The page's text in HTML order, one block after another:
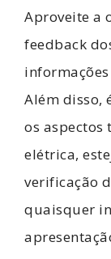
Aproveite a
feedback
Além disso,
os aspectos
elétrica,
verificação
quaisquer